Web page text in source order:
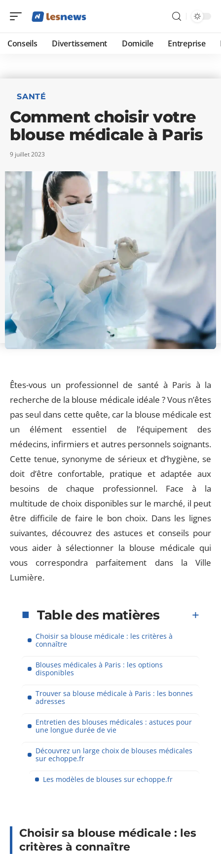
Conseils Divertissement Domicile Entreprise
SANTÉ
Comment choisir votre
blouse médicale à Paris
9 juillet 2023
Êtes-vous un professionnel de santé à Paris à la
recherche de la blouse médicale idéale ? Vous n’êtes
pas seul dans cette quête, car la blouse médicale est
un élément essentiel de l’équipement des
médecins, infirmiers et autres personnels soignants.
Cette tenue, synonyme de sérieux et d’hygiène, se
doit d’être confortable, pratique et adaptée aux
besoins de chaque professionnel. Face à la
multitude de choix disponibles sur le marché, il peut
être difficile de faire le bon choix. Dans les lignes
suivantes, découvrez des astuces et conseils pour
vous aider à sélectionner la blouse médicale qui
vous correspondra parfaitement dans la Ville
Lumière.
Table des matières
Choisir sa blouse médicale : les critères à
connaître
Blouses médicales à Paris : les options
disponibles
Trouver sa blouse médicale à Paris : les bonnes
adresses
Entretien des blouses médicales : astuces pour
une longue durée de vie
Découvrez un large choix de blouses médicales
sur echoppe.fr
Les modèles de blouses sur echoppe.fr
Choisir sa blouse médicale : les
critères à connaître